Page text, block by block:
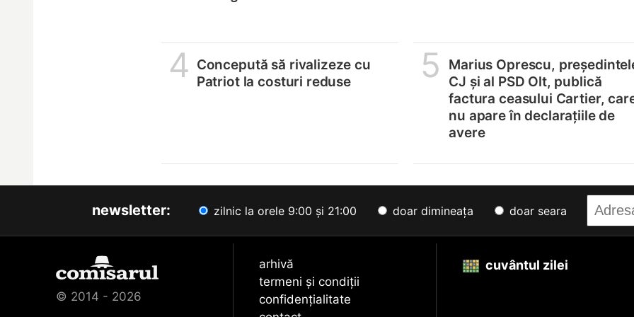
4 Concepută să rivalizeze cu
Patriot la costuri reduse
5
Marius Oprescu,
CJ și al PSD Olt, publică
factura ceasului Cartier,
nu apare în declarațiile de
avere
newsletter: zilnic la orele 9:00 și 21:00 doar dimineața doar seara
© 2014 - 2026
arhivă
termeni și condiții
confidențialitate
cuvântul zilei